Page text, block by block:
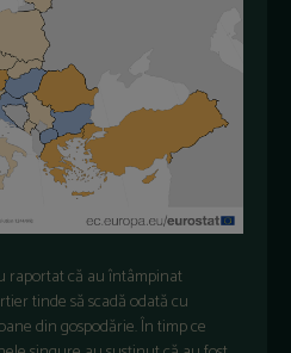
raportat că au întâmpinat
tinde să scadă odată cu
din gospodărie. În timp ce